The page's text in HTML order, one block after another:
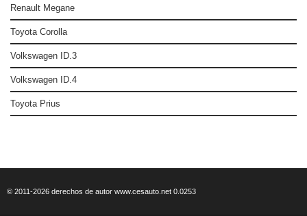
Renault Megane
Toyota Corolla
Volkswagen ID.3
Volkswagen ID.4
Toyota Prius
© 2011-2026 derechos de autor www.cesauto.net 0.0253